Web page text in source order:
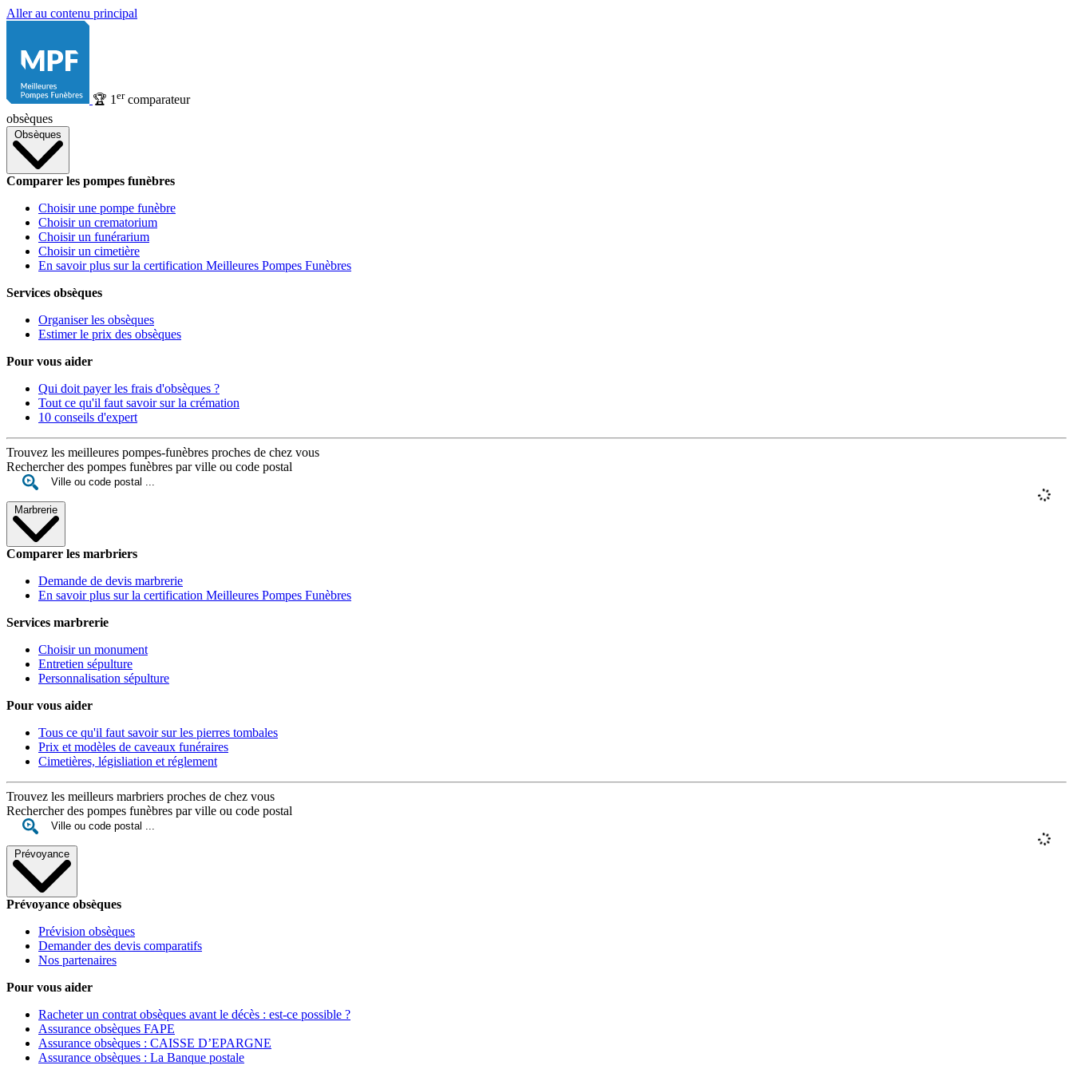
Aller au contenu principal
🏆 1 ercomparateur
obsèques
Obsèques
Comparer les pompes funèbres
Choisir une pompe funèbre
Choisir un crematorium
Choisir un funérarium
Choisir un cimetière
En savoir plus sur la certification Meilleures Pompes Funèbres
Services obsèques
Organiser les obsèques
Estimer le prix des obsèques
Pour vous aider
Qui doit payer les frais d'obsèques ?
Tout ce qu'il faut savoir sur la crémation
10 conseils d'expert
Trouvez les meilleures pompes-funèbres proches de chez vous
Rechercher des pompes funèbres par ville ou code postal
Marbrerie
Comparer les marbriers
Demande de devis marbrerie
En savoir plus sur la certification Meilleures Pompes Funèbres
Services marbrerie
Choisir un monument
Entretien sépulture
Personnalisation sépulture
Pour vous aider
Tous ce qu'il faut savoir sur les pierres tombales
Prix et modèles de caveaux funéraires
Cimetières, législiation et réglement
Trouvez les meilleurs marbriers proches de chez vous
Rechercher des pompes funèbres par ville ou code postal
Prévoyance
Prévoyance obsèques
Prévision obsèques
Demander des devis comparatifs
Nos partenaires
Pour vous aider
Racheter un contrat obsèques avant le décès : est-ce possible ?
Assurance obsèques FAPE
Assurance obsèques : CAISSE D’EPARGNE
Assurance obsèques : La Banque postale